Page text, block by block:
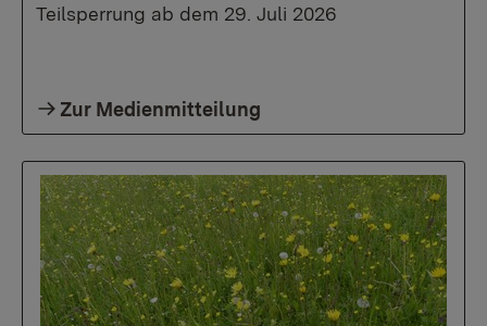
Teilsperrung ab dem 29. Juli 2026
Zur Medienmitteilung